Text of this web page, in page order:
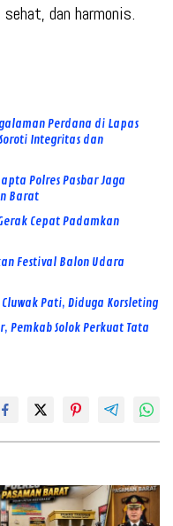
dan harmonis.
Perdana di Lapas
Integritas dan
Polres Pasbar Jaga
Barat
Cepat Padamkan
Festival Balon Udara
Pati, Diduga Korsleting
Pemkab Solok Perkuat Tata